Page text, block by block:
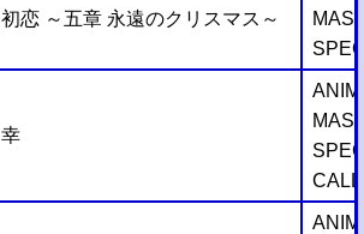
初恋 ～五章 永遠のクリスマス～
幸
CALL